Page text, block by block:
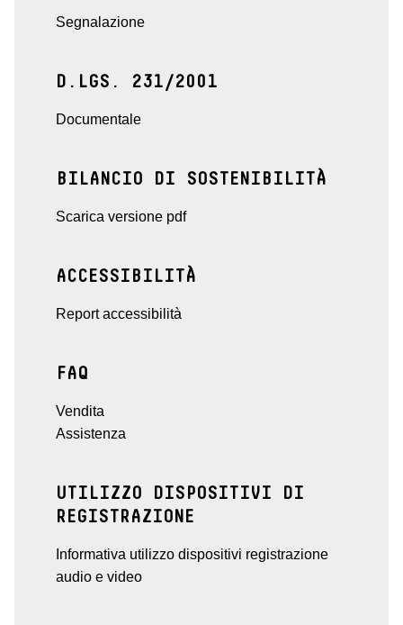
Segnalazione
D.LGS. 231/2001
Documentale
BILANCIO DI SOSTENIBILITÀ
Scarica versione pdf
ACCESSIBILITÀ
Report accessibilità
FAQ
Vendita
Assistenza
UTILIZZO DISPOSITIVI DI
REGISTRAZIONE
Informativa utilizzo dispositivi registrazione
audio e video